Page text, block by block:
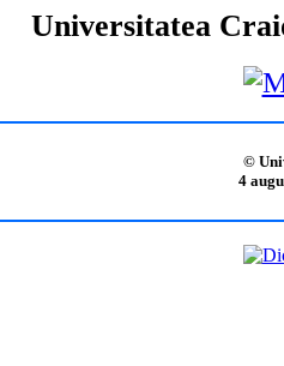
Universitatea
©
4